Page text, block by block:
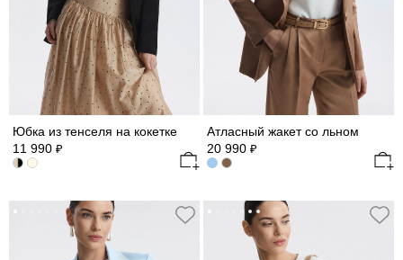
Юбка из тенселя на кокетке
11 990 ₽
Атласный жакет со льном
20 990 ₽